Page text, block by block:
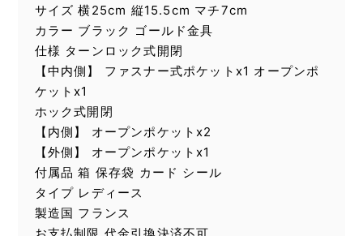
サイズ 横25cm 縦15.5cm マチ7cm
カラー ブラック ゴールド金具
仕様 ターンロック式開閉
【中内側】 ファスナー式ポケットx1 オープンポ
ケットx1
ホック式開閉
【内側】 オープンポケットx2
【外側】 オープンポケットx1
付属品 箱 保存袋 カード シール
タイプ レディース
製造国 フランス